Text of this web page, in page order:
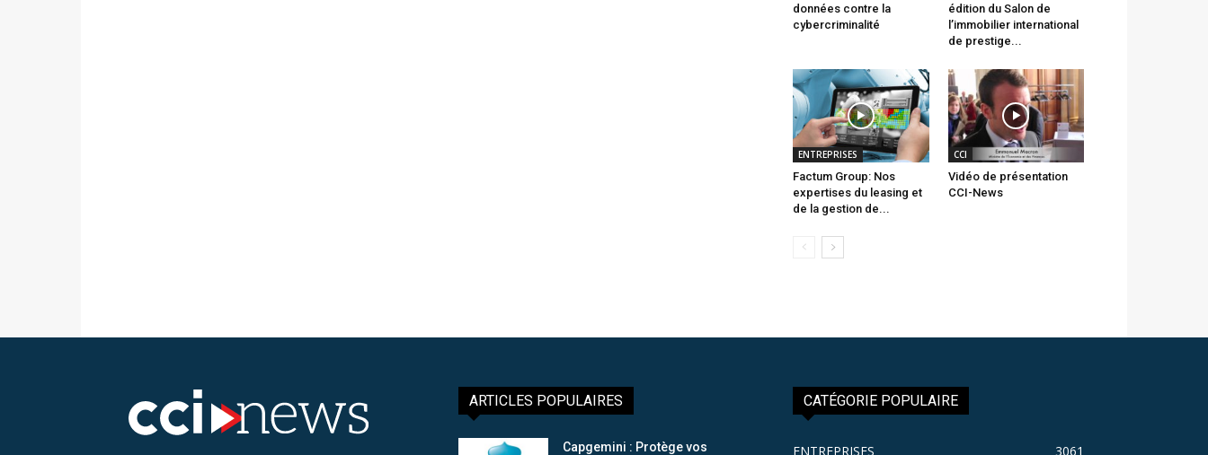
données contre la
cybercriminalité
édition du Salon de
l’immobilier international
de prestige...
ENTREPRISES
Factum Group: Nos
expertises du leasing et
de la gestion de...
CCI
Vidéo de présentation
CCI-News
ARTICLES POPULAIRES
Capgemini : Protège vos
CATÉGORIE POPULAIRE
ENTREPRISES 3061